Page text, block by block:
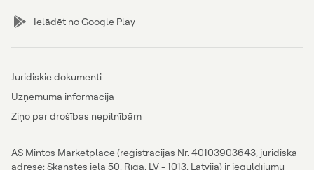
Ielādēt no Google Play
Juridiskie dokumenti
Uzņēmuma informācija
Ziņo par drošības nepilnībām
AS Mintos Marketplace (reģistrācijas Nr. 40103903643, juridiskā
adrese: Skanstes iela 50, Rīga, LV - 1013, Latvija) ir ieguldījumu